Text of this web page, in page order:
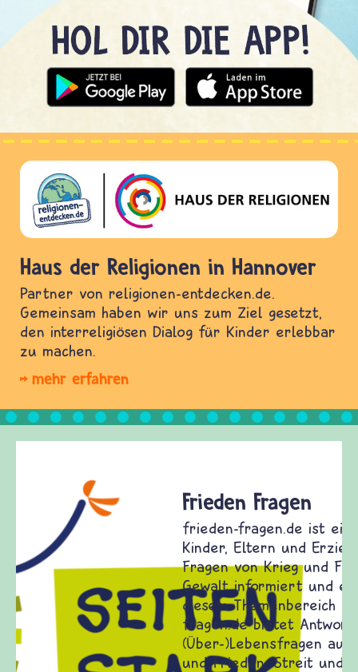
Haus der Religionen in Hannover
Partner von religionen-entdecken.de.
Gemeinsam haben wir uns zum Ziel gesetzt,
den interreligiösen Dialog für Kinder erlebbar
zu machen.
mehr erfahren